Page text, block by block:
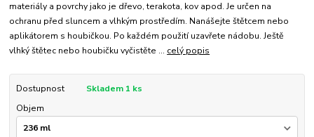
materiály a povrchy jako je dřevo, terakota, kov apod. Je určen na
ochranu před sluncem a vlhkým prostředím. Nanášejte štětcem nebo
aplikátorem s houbičkou. Po každém použití uzavřete nádobu. Ještě
vlhký štětec nebo houbičku vyčistěte ... celý popis
Dostupnost
Skladem 1 ks
Objem